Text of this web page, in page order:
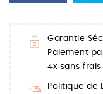
Garantie
Paiement
4x sans frais
Politique de